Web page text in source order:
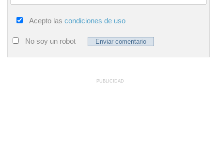
Acepto las condiciones de uso
No soy un robot
PUBLICIDAD